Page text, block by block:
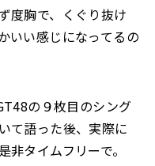
度胸で、くぐり抜け
いい感じになってるの
の９枚目のシング
て語った後、実際に
タイムフリーで。